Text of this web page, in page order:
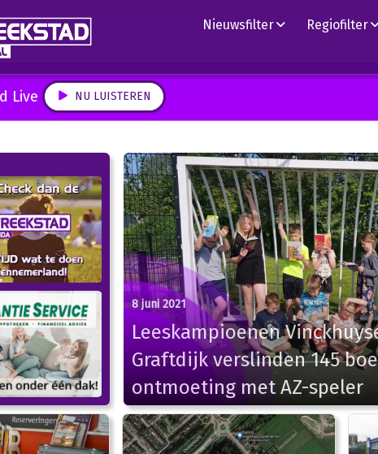
Nieuwsfilter Regiofilter
Live NU LUISTEREN
8 juni 2021
Leeskampioenen
Graftdijk verslinden 145
ontmoeting met AZ-speler